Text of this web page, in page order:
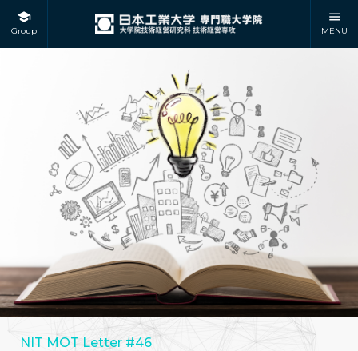
Group MENU
NIT MOT Letter #46